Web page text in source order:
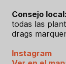
Consejo local:
todas las
drags
Instagram